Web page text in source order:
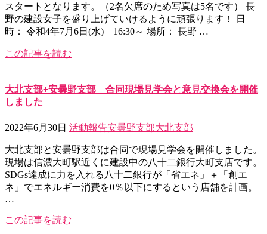
スタートとなります。（2名欠席のため写真は5名です） 長
野の建設女子を盛り上げていけるように頑張ります！ 日
時： 令和4年7月6日(水) 16:30～ 場所： 長野 …
この記事を読む
大北支部+安曇野支部 合同現場見学会と意見交換会を開催
しました
2022年6月30日 活動報告安曇野支部大北支部
大北支部と安曇野支部は合同で現場見学会を開催しました。
現場は信濃大町駅近くに建設中の八十二銀行大町支店です。
SDGs達成に力を入れる八十二銀行が「省エネ」＋「創エ
ネ」でエネルギー消費を0％以下にするという店舗を計画。
…
この記事を読む